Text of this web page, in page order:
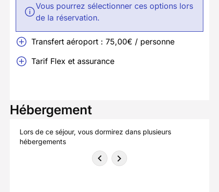
Vous pourrez sélectionner ces options lors
de la réservation.
Transfert aéroport : 75,00€ / personne
Tarif Flex et assurance
Hébergement
Lors de ce séjour, vous dormirez dans plusieurs
hébergements